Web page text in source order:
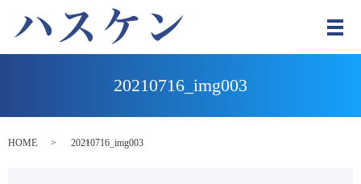
メ
20210716_img003
HOME 20210716_img003